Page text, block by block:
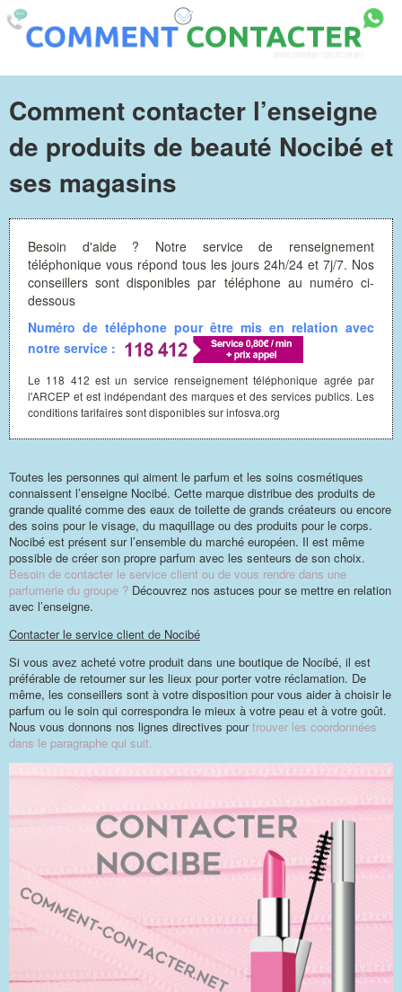
Comment contacter l’enseigne
de produits de beauté Nocibé et
ses magasins
Besoin d'aide ? Notre service de renseignement
téléphonique vous répond tous les jours 24h/24 et 7j/7. Nos
conseillers sont disponibles par téléphone au numéro ci-
dessous
Numéro de téléphone pour être mis en relation avec
notre service :
Le 118 412 est un service renseignement téléphonique agrée par
l'ARCEP et est indépendant des marques et des services publics. Les
conditions tarifaires sont disponibles sur infosva.org
Toutes les personnes qui aiment le parfum et les soins cosmétiques
connaissent l’enseigne Nocibé. Cette marque distribue des produits de
grande qualité comme des eaux de toilette de grands créateurs ou encore
des soins pour le visage, du maquillage ou des produits pour le corps.
Nocibé est présent sur l’ensemble du marché européen. Il est même
possible de créer son propre parfum avec les senteurs de son choix.
Besoin de contacter le service client ou de vous rendre dans une
parfumerie du groupe ? Découvrez nos astuces pour se mettre en relation
avec l’enseigne.
Contacter le service client de Nocibé
Si vous avez acheté votre produit dans une boutique de Nocibé, il est
préférable de retourner sur les lieux pour porter votre réclamation. De
même, les conseillers sont à votre disposition pour vous aider à choisir le
parfum ou le soin qui correspondra le mieux à votre peau et à votre goût.
Nous vous donnons nos lignes directives pourtrouver les coordonnées
dans le paragraphe qui suit.